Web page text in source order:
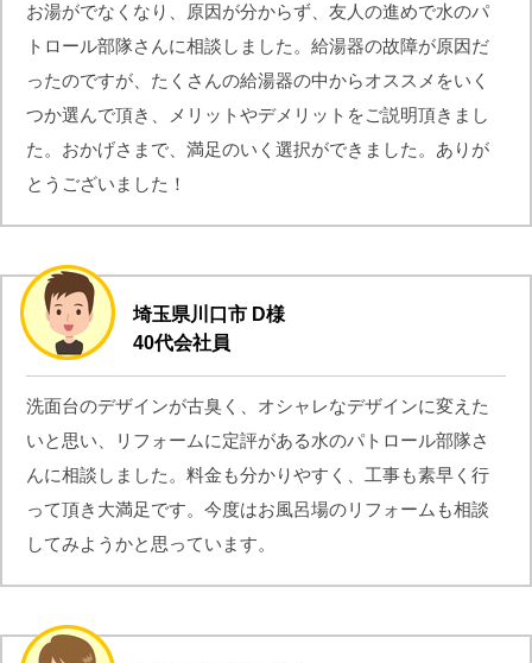
お湯がでなくなり、原因が分からず、友人の進めで水のパ
トロール部隊さんに相談しました。給湯器の故障が原因だ
ったのですが、たくさんの給湯器の中からオススメをいく
つか選んで頂き、メリットやデメリットをご説明頂きまし
た。おかげさまで、満足のいく選択ができました。ありが
とうございました！
埼玉県川口市 D様
40代会社員
洗面台のデザインが古臭く、オシャレなデザインに変えた
いと思い、リフォームに定評がある水のパトロール部隊さ
んに相談しました。料金も分かりやすく、工事も素早く行
って頂き大満足です。今度はお風呂場のリフォームも相談
してみようかと思っています。